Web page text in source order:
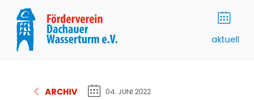
aktuell
ARCHIV 04. JUNI 2022